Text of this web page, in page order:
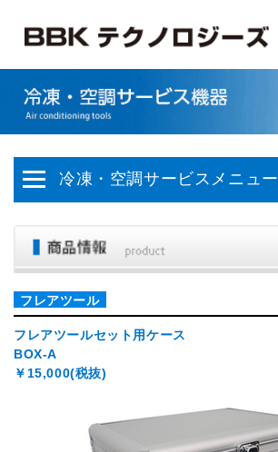
冷凍・空調サービスメニュー
フレアツール
フレアツールセット用ケース
BOX-A
￥15,000(税抜)